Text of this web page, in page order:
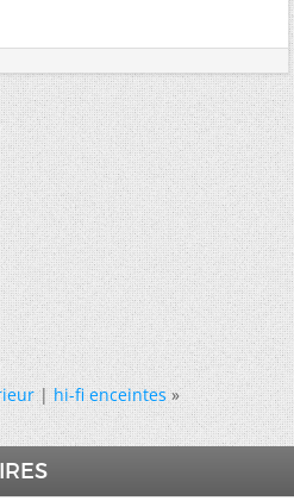
|hi-fi enceintes »